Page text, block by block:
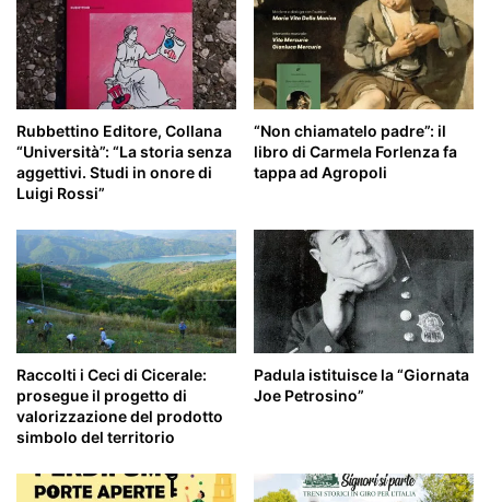
Rubbettino Editore, Collana
“Università”: “La storia senza
aggettivi. Studi in onore di
Luigi Rossi”
“Non chiamatelo padre”: il
libro di Carmela Forlenza fa
tappa ad Agropoli
Raccolti i Ceci di Cicerale:
prosegue il progetto di
valorizzazione del prodotto
simbolo del territorio
Padula istituisce la “Giornata
Joe Petrosino”